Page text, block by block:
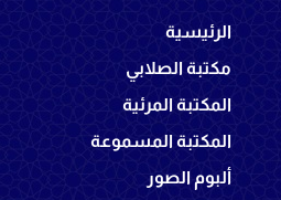
الرئيسية
مكتبة الصلابي
المكتبة المرئية
المكتبة المسموعة
ألبوم الصور